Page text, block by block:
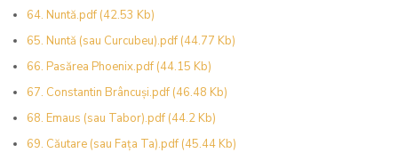
64. Nuntă.pdf (42.53 Kb)
65. Nuntă (sau Curcubeu).pdf (44.77 Kb)
66. Pasărea Phoenix.pdf (44.15 Kb)
67. Constantin Brâncuși.pdf (46.48 Kb)
68. Emaus (sau Tabor).pdf (44.2 Kb)
69. Căutare (sau Fața Ta).pdf (45.44 Kb)